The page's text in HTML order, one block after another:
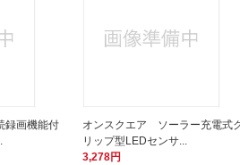
画機能付
オンスクエア ソーラー充電式
リップ型LEDセンサ...
3,278円